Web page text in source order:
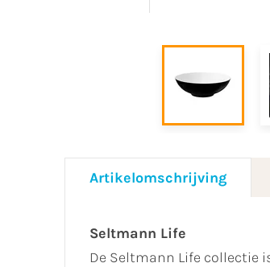
Artikelomschrijving
Seltmann Life
De Seltmann Life collectie